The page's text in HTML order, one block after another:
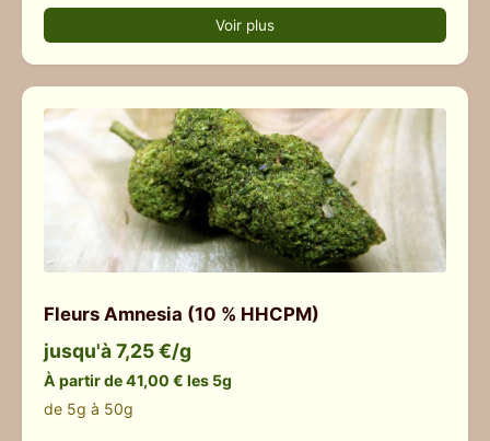
Voir plus
Fleurs Amnesia (10 % HHCPM)
jusqu'à 7,25 €/g
À partir de 41,00 € les 5g
de 5g à 50g